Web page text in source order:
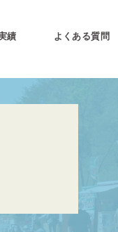
績 よくある質問